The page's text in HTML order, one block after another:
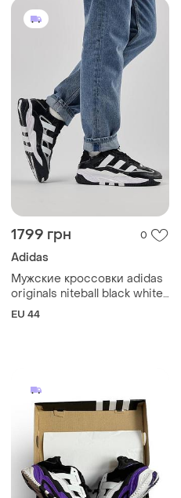
1799 грн 0
Adidas
Мужские кроссовки adidas
originals niteball black white
leather m
EU 44